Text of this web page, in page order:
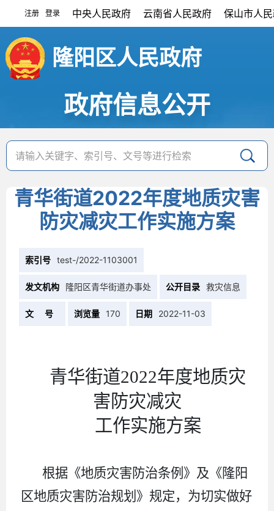
注册 登录 中央人民政府 云南省人民政府 保山市人
隆阳区人民政府
政府信息公开
青华街道2022年度地质灾害
防灾减灾工作实施方案
索引号 test-/2022-1103001
发文机构 隆阳区青华街道办事处 公开目录 救灾信息
文 号 浏览量 170 日期 2022-11-03
青华街道2022年度地质灾
害防灾减灾
工作实施方案
根据《地质灾害防治条例》及《隆阳
区地质灾害防治规划》规定，为切实做好